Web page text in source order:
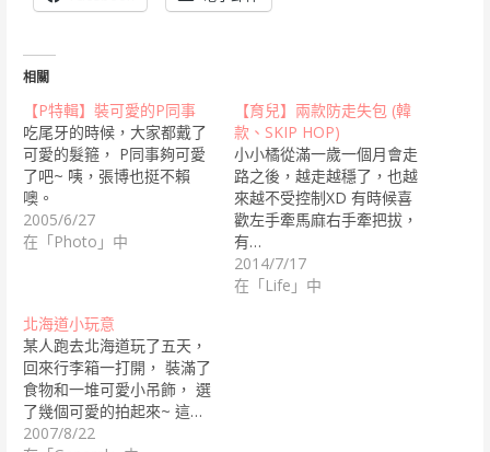
相關
【P特輯】裝可愛的P同事
吃尾牙的時候，大家都戴了
可愛的髮箍， P同事夠可愛
了吧~ 咦，張博也挺不賴
噢。
2005/6/27
在「Photo」中
【育兒】兩款防走失包 (韓
款、SKIP HOP)
小小橘從滿一歲一個月會走
路之後，越走越穩了，也越
來越不受控制XD 有時候喜
歡左手牽馬麻右手牽把拔，
有…
2014/7/17
在「Life」中
北海道小玩意
某人跑去北海道玩了五天，
回來行李箱一打開， 裝滿了
食物和一堆可愛小吊飾， 選
了幾個可愛的拍起來~ 這…
2007/8/22